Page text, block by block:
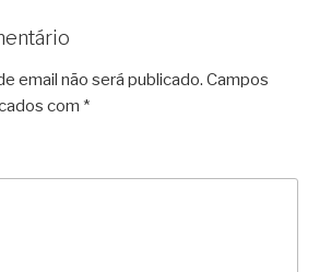
email não será publicado. Campos
com *